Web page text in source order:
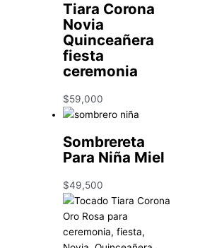
Tiara Corona
Novia
Quinceañera
fiesta
ceremonia
$59,000
Sombrereta
Para Niña Miel
$49,500